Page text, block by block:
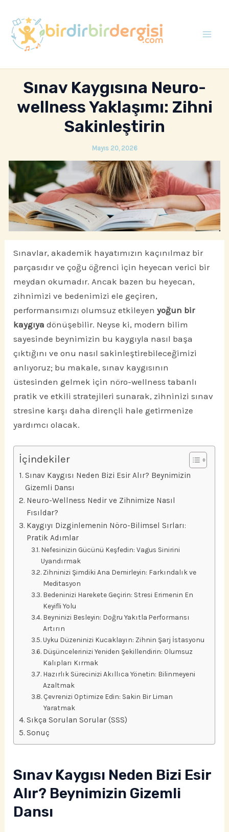
atla
Sınav Kaygısına Neuro-
wellness Yaklaşımı: Zihni
Sakinleştirin
Mayıs 20, 2026
Sınavlar, akademik hayatımızın kaçınılmaz bir
parçasıdır ve çoğu öğrenci için heyecan verici bir
meydan okumadır. Ancak bazen bu heyecan,
zihnimizi ve bedenimizi ele geçiren,
performansımızı olumsuz etkileyenyoğun bir
kaygıya dönüşebilir. Neyse ki, modern bilim
sayesinde beynimizin bu kaygıyla nasıl başa
çıktığını ve onu nasıl sakinleştirebileceğimizi
anlıyoruz; bu makale, sınav kaygısının
üstesinden gelmek için nöro-wellness tabanlı
pratik ve etkili stratejileri sunarak, zihninizi sınav
stresine karşı daha dirençli hale getirmenize
yardımcı olacak.
İçindekiler
Sınav Kaygısı Neden Bizi Esir Alır? Beynimizin
Gizemli Dansı
Neuro-Wellness Nedir ve Zihnimize Nasıl
Fısıldar?
Kaygıyı Dizginlemenin Nöro-Bilimsel Sırları:
Pratik Adımlar
Nefesinizin Gücünü Keşfedin: Vagus Sinirini
Uyandırmak
Zihninizi Şimdiki Ana Demirleyin: Farkındalık ve
Meditasyon
Bedeninizi Harekete Geçirin: Stresi Erimenin En
Keyifli Yolu
Beyninizi Besleyin: Doğru Yakıtla Performansı
Artırın
Uyku Düzeninizi Kucaklayın: Zihnin Şarj İstasyonu
Düşüncelerinizi Yeniden Şekillendirin: Olumsuz
Kalıpları Kırmak
Hazırlık Sürecinizi Akıllıca Yönetin: Bilinmeyeni
Azaltmak
Çevrenizi Optimize Edin: Sakin Bir Liman
Yaratmak
Sıkça Sorulan Sorular (SSS)
Sonuç
Sınav Kaygısı Neden Bizi Esir
Alır? Beynimizin Gizemli
Dansı